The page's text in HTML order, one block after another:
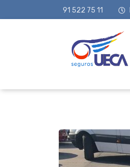
91 522 75 11